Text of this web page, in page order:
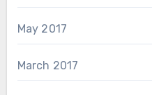
May 2017
March 2017